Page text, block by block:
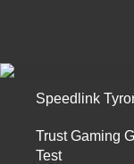
Speedlink
Trust Gaming
Test